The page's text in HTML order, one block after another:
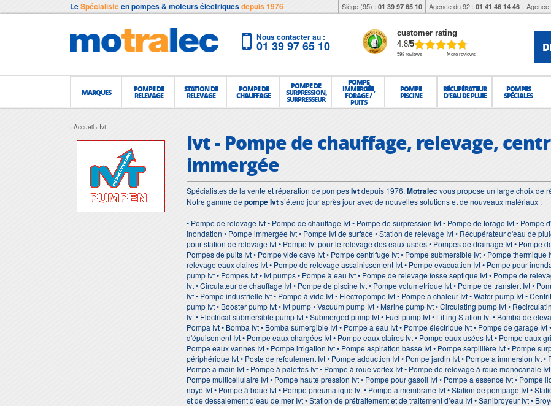
LeSpécialisteen pompes & moteurs électriquesdepuis 1976 Siège (95) : 01 39 97 65 10 Agence du 92 : 01 41 46 14 46 Agence
Nous contacter au :
01 39 97 65 10
customer rating
4.8/5
598 reviews More reviews
MARQUES POMPE DE
RELEVAGE
STATION DE
RELEVAGE
POMPE DE
CHAUFFAGE
POMPE DE
SURPRESSION,
SURPRESSEUR
POMPE
IMMERGÉE,
FORAGE /
PUITS
POMPE
PISCINE
RÉCUPÉRATEUR
D'EAU DE PLUIE
POMPES
SPÉCIALES
Accueil Ivt
Ivt - Pompe de chauffage, relevage,
immergée
Spécialistes de la vente et réparation de pompesIvtdepuis 1976, Motralecvous propose un large choix de
Notre gamme depompe Ivts’étend jour après jour avec de nouvelles solutions et de nouveaux matériaux :
• Pompe de relevage Ivt • Pompe de chauffage Ivt • Pompe de surpression Ivt • Pompe de forage Ivt • Pompe
inondation • Pompe immergée Ivt • Pompe Ivt de surface • Station de relevage Ivt • Récupérateur d'eau de
pour station de relevage Ivt • Pompe Ivt pour le relevage des eaux usées • Pompes de drainage Ivt • Pompe
Pompes de puits Ivt • Pompe vide cave Ivt • Pompe centrifuge Ivt • Pompe submersible Ivt • Pompe
relevage eaux claires Ivt • Pompe de relevage assainissement Ivt • Pompe evacuation Ivt • Pompe pour
pump Ivt • Pompes Ivt • Ivt pumps • Pompe à eau Ivt • Pompe de relevage fosse septique Ivt • Pompe de
Ivt • Circulateur de chauffage Ivt • Pompe de piscine Ivt • Pompe volumetrique Ivt • Pompe de transfert Ivt •
Ivt • Pompe industrielle Ivt • Pompe à vide Ivt • Electropompe Ivt • Pompe a chaleur Ivt • Water pump Ivt •
pump Ivt • Booster pump Ivt • Ivt pump • Vacuum pump Ivt • Marine pump Ivt • Circulating pump Ivt •
Ivt • Electrical submersible pump Ivt • Submerged pump Ivt • Fuel pump Ivt • Lifting Station Ivt • Bomba de
Pompa Ivt • Bomba Ivt • Bomba sumergible Ivt • Pompe a eau Ivt • Pompe électrique Ivt • Pompe de garage
d'épuisement Ivt • Pompe eaux chargées Ivt • Pompe eaux claires Ivt • Pompe eaux usées Ivt • Pompe eaux
Pompe eaux vannes Ivt • Pompe irrigation Ivt • Pompe aspiration basse Ivt • Pompe serpillière Ivt • Pompe
périphérique Ivt • Poste de refoulement Ivt • Pompe adduction Ivt • Pompe jardin Ivt • Pompe a immersion Ivt
Pompe a main Ivt • Pompe à palettes Ivt • Pompe à roue vortex Ivt • Pompe de relevage à roue monocanale
Pompe multicellulaire Ivt • Pompe haute pression Ivt • Pompe pour gasoil Ivt • Pompe a essence Ivt • Pompe
noyé Ivt • Pompe à boue Ivt • Pompe pneumatique Ivt • Pompe a membrane Ivt • Station de pompage Ivt •
et de dessalement d’eau de mer Ivt • Station de prétraitement et de traitement d’eau Ivt • Sanibroyeur Ivt •